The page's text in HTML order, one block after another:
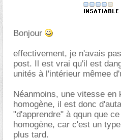
Bonjour
effectivement, je n'avais
post. Il est vrai qu'il est
unités à l'intérieur mêmee
Néanmoins, une vitesse en
homogène, il est donc
"d'apprendre" à qqun que
homogène, car c'est un
plus tard.